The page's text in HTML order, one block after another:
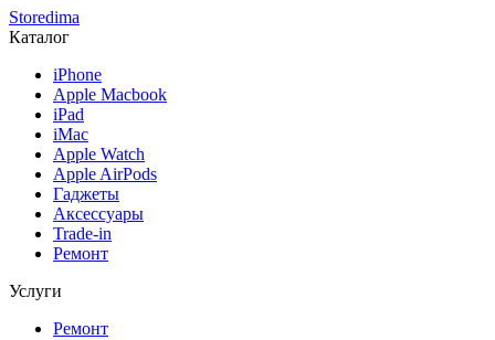
Storedima
Каталог
iPhone
Apple Macbook
iPad
iMac
Apple Watch
Apple AirPods
Гаджеты
Аксессуары
Trade-in
Ремонт
Услуги
Ремонт